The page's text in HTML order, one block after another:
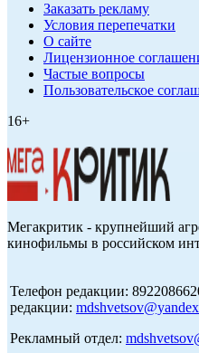
Заказать рекламу
Условия перепечатки
О сайте
Лицензионное
Частые вопросы
Пользовательское
16+
Мегакритик - крупнейший
кинофильмы в российском
Телефон редакции:
редакции:
Рекламный отдел: